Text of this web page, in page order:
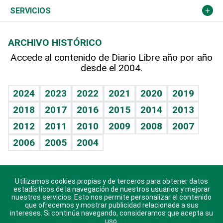
Resto del mundo
Economía personal
Podcast Arte Libre
Hablando con el pediatra
Vida y familia
Eñe
Celebrando la vida
Sin complejos
En pocas palabras
Escuchando al corazón
Economía Personal
Más deportes
Línea de hit
TBT Deportivo
Columnistas
Cambio climático
Opinión
Hecho en casa
Guía del dinero
SERVICIOS
Cumpleaños
Horóscopos
Crucigramas
ARCHIVO HISTÓRICO
Accede al contenido de Diario Libre año por año
desde el 2004.
2024 2023 2022 2021 2020
2019
2018
2017 2016 2015 2014
2013
2012
2011 2010 2009 2008
2007
2006
2005 2004
Descarga nuestras aplicaciones para Android, iOS y
sistema Huawei.
Utilizamos cookies propias y de terceros para obtener datos
estadísticos de la navegación de nuestros usuarios y mejorar
nuestros servicios. Esto nos permite personalizar el contenido
que ofrecemos y mostrar publicidad relacionada a sus
intereses. Si continúa navegando, consideramos que acepta su
uso.